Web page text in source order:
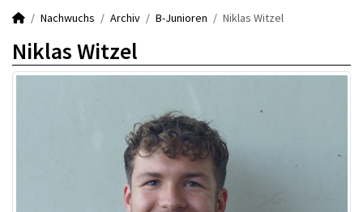
Nachwuchs Archiv B-Junioren Niklas Witzel
Niklas Witzel